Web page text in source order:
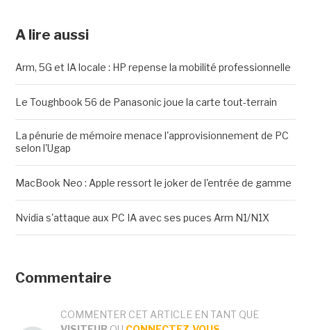
A lire aussi
Arm, 5G et IA locale : HP repense la mobilité professionnelle
Le Toughbook 56 de Panasonic joue la carte tout-terrain
La pénurie de mémoire menace l'approvisionnement de PC
selon l'Ugap
MacBook Neo : Apple ressort le joker de l'entrée de gamme
Nvidia s'attaque aux PC IA avec ses puces Arm N1/N1X
Commentaire
COMMENTER CET ARTICLE EN TANT QUE